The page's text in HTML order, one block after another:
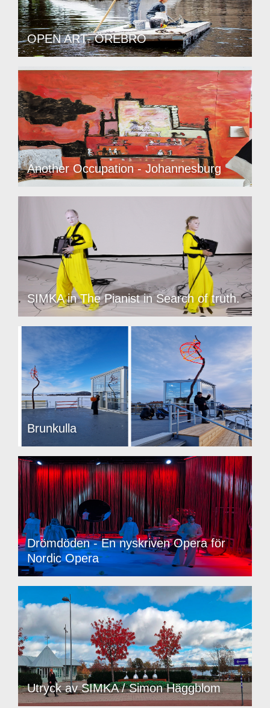
OPEN ART- ÖREBRO
Another Occupation - Johannesburg
SIMKA in The Pianist in Search of truth.
Brunkulla
Drömdöden - En nyskriven Opera för
Nordic Opera
Utryck av SIMKA / Simon Häggblom